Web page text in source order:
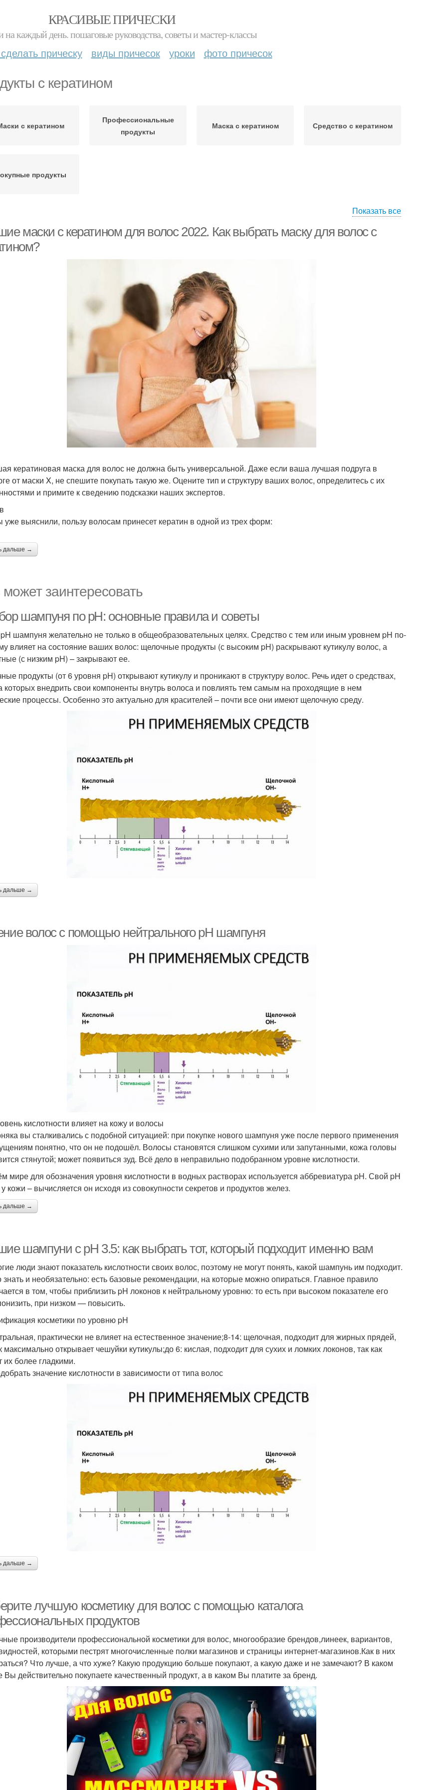
КРАСИВЫЕ ПРИЧЕСКИ
на каждый день. пошаговые руководства, советы и мастер-классы
прическу виды причесок уроки фото причесок
с кератином
с кератином
Профессиональные
продукты
Маска с кератином Средство с кератином
продукты
Показать все
маски с кератином для волос 2022. Как выбрать маску для волос с
кератиновая маска для волос не должна быть универсальной. Даже если ваша лучшая подруга в
от маски X, не спешите покупать такую же. Оцените тип и структуру ваших волос, определитесь с их
и примите к сведению подсказки наших экспертов.
уже выяснили, пользу волосам принесет кератин в одной из трех форм:
дальше →
заинтересовать
шампуня по pH: основные правила и советы
шампуня желательно не только в общеобразовательных целях. Средство с тем или иным уровнем pH по-
влияет на состояние ваших волос: щелочные продукты (с высоким pH) раскрывают кутикулу волос, а
(с низким pH) – закрывают ее.
продукты (от 6 уровня pH) открывают кутикулу и проникают в структуру волос. Речь идет о средствах,
которых внедрить свои компоненты внутрь волоса и повлиять тем самым на проходящие в нем
процессы. Особенно это актуально для красителей – почти все они имеют щелочную среду.
дальше →
волос с помощью нейтрального pH шампуня
кислотности влияет на кожу и волосы
вы сталкивались с подобной ситуацией: при покупке нового шампуня уже после первого применения
понятно, что он не подошёл. Волосы становятся слишком сухими или запутанными, кожа головы
стянутой; может появиться зуд. Всё дело в неправильно подобранном уровне кислотности.
мире для обозначения уровня кислотности в водных растворах используется аббревиатура pH. Свой pH
кожи – вычисляется он исходя из совокупности секретов и продуктов желез.
дальше →
шампуни с pH 3.5: как выбрать тот, который подходит именно вам
люди знают показатель кислотности своих волос, поэтому не могут понять, какой шампунь им подходит.
знать и необязательно: есть базовые рекомендации, на которые можно опираться. Главное правило
в том, чтобы приблизить pH локонов к нейтральному уровню: то есть при высоком показателе его
при низком — повысить.
косметики по уровню pH
практически не влияет на естественное значение;8-14: щелочная, подходит для жирных прядей,
максимально открывает чешуйки кутикулы;до 6: кислая, подходит для сухих и ломких локонов, так как
их более гладкими.
значение кислотности в зависимости от типа волос
дальше →
лучшую косметику для волос с помощью каталога
продуктов
производители профессиональной косметики для волос, многообразие брендов,линеек, вариантов,
которыми пестрят многочисленные полки магазинов и страницы интернет-магазинов.Как в них
Что лучше, а что хуже? Какую продукцию больше покупают, а какую даже и не замечают? В каком
Вы действительно покупаете качественный продукт, а в каком Вы платите за бренд.